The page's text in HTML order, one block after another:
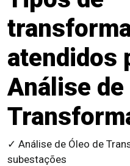
atendidos
Análise de
✓ Análise de Óleo de
subestações